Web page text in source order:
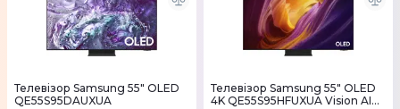
Телевізор Samsung 55" OLED
QE55S95DAUXUA
Телевізор Samsung 55" OLED
4K QE55S95HFUXUA Vision AI